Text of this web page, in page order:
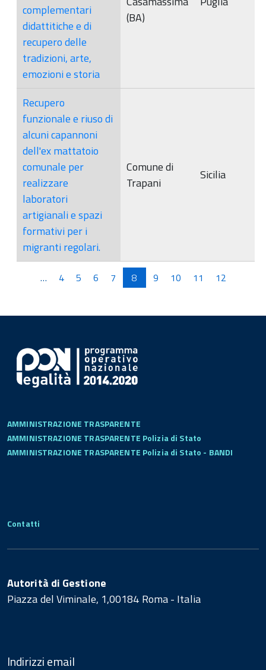
complementari
didattitiche e di
recupero delle
tradizioni, arte,
emozioni e storia
(BA)
Recupero
funzionale e riuso di
alcuni capannoni
dell'ex mattatoio
comunale per
realizzare
laboratori
artigianali e spazi
formativi per i
migranti regolari.
Comune di
Trapani
Sicilia
… 4 5 6 7 8 9 10 11 12
AMMINISTRAZIONE TRASPARENTE
AMMINISTRAZIONE TRASPARENTE Polizia di Stato
AMMINISTRAZIONE TRASPARENTE Polizia di Stato - BANDI
Contatti
Autorità di Gestione
Piazza del Viminale, 1,00184 Roma - Italia
Indirizzi email